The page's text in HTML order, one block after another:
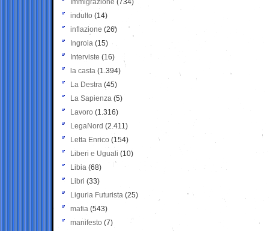
Immigrazione (734)
indulto (14)
inflazione (26)
Ingroia (15)
Interviste (16)
la casta (1.394)
La Destra (45)
La Sapienza (5)
Lavoro (1.316)
LegaNord (2.411)
Letta Enrico (154)
Liberi e Uguali (10)
Libia (68)
Libri (33)
Liguria Futurista (25)
mafia (543)
manifesto (7)